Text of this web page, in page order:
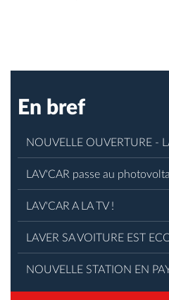
En bref
NOUVELLE OUVERTURE -
LAV'CAR passe au
LAV'CAR A LA TV !
LAVER SA VOITURE EST
NOUVELLE STATION EN